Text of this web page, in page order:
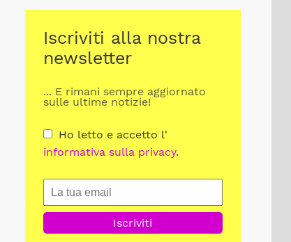
Iscriviti alla nostra
newsletter
... E rimani sempre aggiornato
sulle ultime notizie!
Ho letto e accetto l'
informativa sulla privacy.